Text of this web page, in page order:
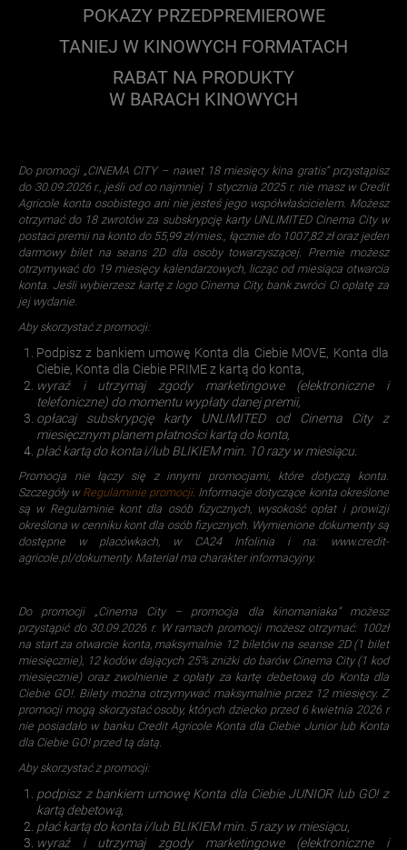
POKAZY PRZEDPREMIEROWE
TANIEJ W KINOWYCH FORMATACH
RABAT NA PRODUKTY
W BARACH KINOWYCH
Do promocji „CINEMA CITY – nawet 18 miesięcy kina gratis” przystąpisz
do 30.09.2026 r., jeśli od co najmniej 1 stycznia 2025 r. nie masz w Credit
Agricole konta osobistego ani nie jesteś jego współwłaścicielem. Możesz
otrzymać do 18 zwrotów za subskrypcję karty UNLIMITED Cinema City w
postaci premii na konto do 55,99 zł/mies., łącznie do 1007,82 zł oraz jeden
darmowy bilet na seans 2D dla osoby towarzyszącej. Premie możesz
otrzymywać do 19 miesięcy kalendarzowych, licząc od miesiąca otwarcia
konta. Jeśli wybierzesz kartę z logo Cinema City, bank zwróci Ci opłatę za
jej wydanie.
Aby skorzystać z promocji:
Podpisz z bankiem umowę Konta dla Ciebie MOVE, Konta dla
Ciebie, Konta dla Ciebie PRIME z kartą do konta,
wyraź i utrzymaj zgody marketingowe (elektroniczne i
telefoniczne) do momentu wypłaty danej premii,
opłacaj subskrypcję karty UNLIMITED od Cinema City z
miesięcznym planem płatności kartą do konta,
płać kartą do konta i/lub BLIKIEM min. 10 razy w miesiącu.
Promocja nie łączy się z innymi promocjami, które dotyczą konta.
Szczegóły w Regulaminie promocji. Informacje dotyczące konta określone
są w Regulaminie kont dla osób fizycznych, wysokość opłat i prowizji
określona w cenniku kont dla osób fizycznych. Wymienione dokumenty są
dostępne w placówkach, w CA24 Infolinia i na: www.credit-
agricole.pl/dokumenty. Materiał ma charakter informacyjny.
Do promocji „Cinema City – promocja dla kinomaniaka” możesz
przystąpić do 30.09.2026 r. W ramach promocji możesz otrzymać: 100zł
na start za otwarcie konta, maksymalnie 12 biletów na seanse 2D (1 bilet
miesięcznie), 12 kodów dających 25% zniżki do barów Cinema City (1 kod
miesięcznie) oraz zwolnienie z opłaty za kartę debetową do Konta dla
Ciebie GO!. Bilety można otrzymywać maksymalnie przez 12 miesięcy. Z
promocji mogą skorzystać osoby, których dziecko przed 6 kwietnia 2026 r
nie posiadało w banku Credit Agricole Konta dla Ciebie Junior lub Konta
dla Ciebie GO! przed tą datą.
Aby skorzystać z promocji:
podpisz z bankiem umowę Konta dla Ciebie JUNIOR lub GO! z
kartą debetową,
płać kartą do konta i/lub BLIKIEM min. 5 razy w miesiącu,
wyraź i utrzymaj zgody marketingowe (elektroniczne i